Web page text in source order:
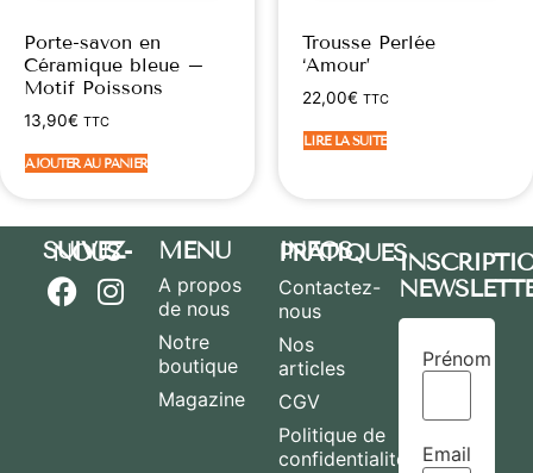
Porte-savon en
Céramique bleue –
Motif Poissons
13,90€ TTC
AJOUTER AU PANIER
Trousse Perlée
‘Amour’
22,00€ TTC
LIRE LA SUITE
SUIVEZ-NOUS MENU
A propos
de nous
Notre
boutique
Magazine
INFOS PRATIQUES
Contactez-
nous
Nos
articles
CGV
Politique de
confidentialité
Prénom
Email